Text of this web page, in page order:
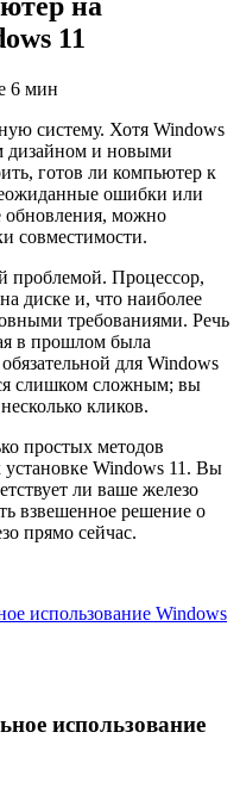
11
6 мин
систему. Хотя Windows
дизайном и новыми
готов ли компьютер к
ошибки или
обновления, можно
совместимости.
проблемой. Процессор,
диске и, что наиболее
требованиями. Речь
в прошлом была
для Windows
слишком сложным; вы
кликов.
простых методов
Windows 11. Вы
ли ваше железо
взвешенное решение о
прямо сейчас.
использование Windows
использование